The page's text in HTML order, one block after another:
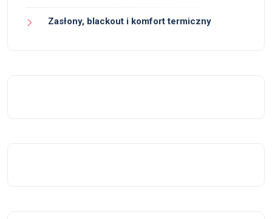
Zasłony, blackout i komfort termiczny